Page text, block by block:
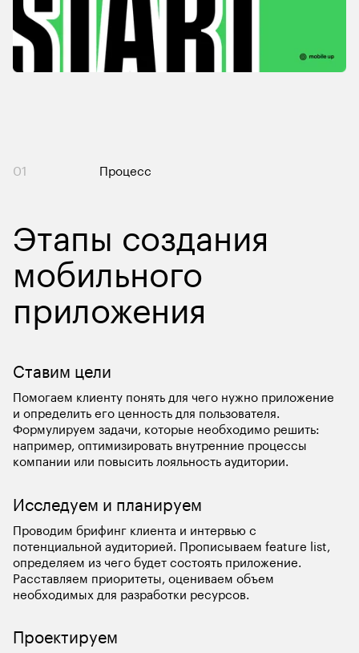
01 Процесс
Этапы создания
мобильного
приложения
Ставим цели
Помогаем клиенту понять для чего нужно приложение
и определить его ценность для пользователя.
Формулируем задачи, которые необходимо решить:
например, оптимизировать внутренние процессы
компании или повысить лояльность аудитории.
Исследуем и планируем
Проводим брифинг клиента и интервью с
потенциальной аудиторией. Прописываем feature list,
определяем из чего будет состоять приложение.
Расставляем приоритеты, оцениваем объем
необходимых для разработки ресурсов.
Проектируем